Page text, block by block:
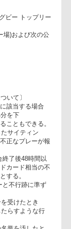
条4-j）
ブリッツの選手へ
グラウンドから持ち
ビー場)および次の公
程
について〕
下に該当する場合
的処分を下
することもできる
したサイティン
の不正なプレーが
合終了後48時間以
ッドカード相当の